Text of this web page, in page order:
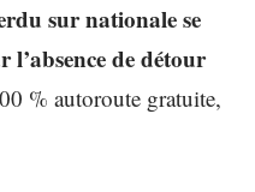
sur nationale se
l’absence de détour
% autoroute gratuite,